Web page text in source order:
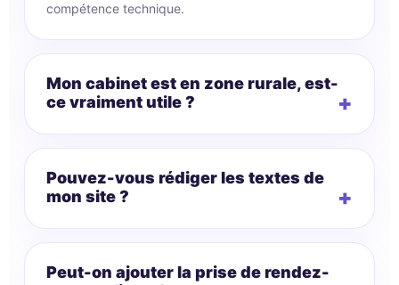
compétence technique.
Mon cabinet est en zone rurale, est-
ce vraiment utile ?
Pouvez-vous rédiger les textes de
mon site ?
Peut-on ajouter la prise de rendez-